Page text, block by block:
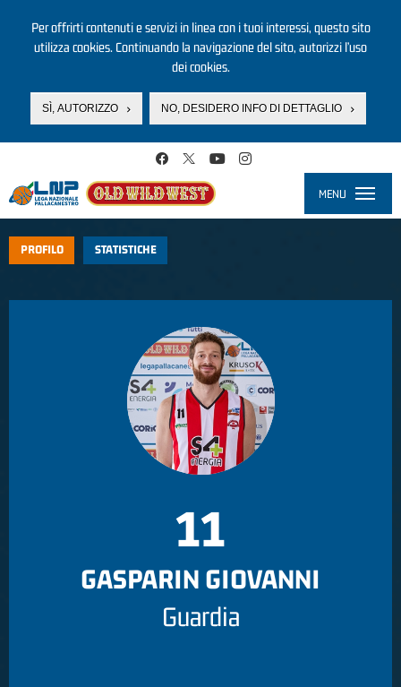
Per offrirti contenuti e servizi in linea con i tuoi interessi, questo sito
utilizza cookies. Continuando la navigazione del sito, autorizzi l’uso
dei cookies.
SÌ, AUTORIZZO NO, DESIDERO INFO DI DETTAGLIO
MENU
PROFILO STATISTICHE
11
GASPARIN GIOVANNI
Guardia